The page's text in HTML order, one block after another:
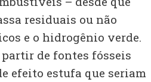
residuais ou não
e o hidrogênio verde.
de fontes fósseis
efeito estufa que seriam